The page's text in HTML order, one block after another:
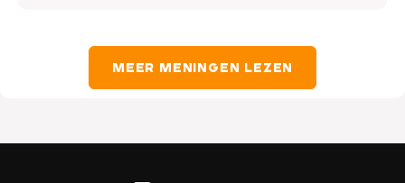
MEER MENINGEN LEZEN